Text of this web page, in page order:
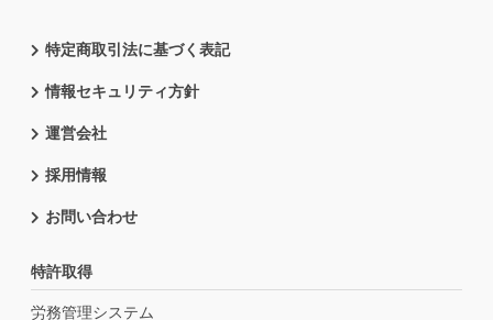
特定商取引法に基づく表記
情報セキュリティ方針
運営会社
採用情報
お問い合わせ
特許取得
労務管理システム